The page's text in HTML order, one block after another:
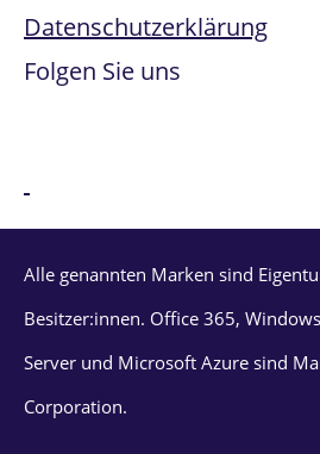
Datenschutzerklärung
Folgen Sie uns
Alle genannten Marken sind
Besitzer:innen. Office 365,
Server und Microsoft Azure sind
Corporation.